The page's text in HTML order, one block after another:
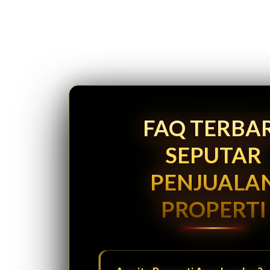
FAQ
SEPUTAR
PROPERTI